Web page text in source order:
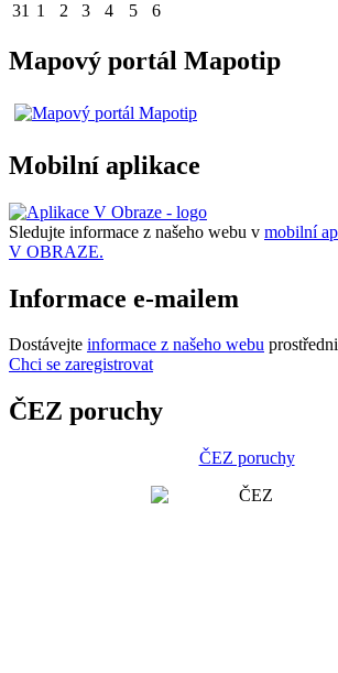
31 1 2 3 4 5 6
Mapový portál Mapotip
Mobilní aplikace
Sledujte informace z našeho webu v mobilní
V OBRAZE.
Informace e-mailem
Dostávejte informace z našeho webu
Chci se zaregistrovat
ČEZ poruchy
ČEZ poruchy